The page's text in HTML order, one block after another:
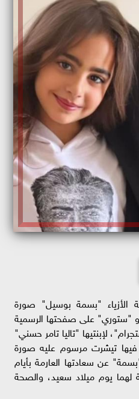
الأزياء "بسمة بوسيل" صورة
"ستوري" على صفحتها الرسمية
لإبنتيها "تاليا تامر حسني"
فيها تيشرت مرسوم عليه صورة
عن سعادتها العارمة بأيام
لهما يوم ميلاد سعيد، والصحة